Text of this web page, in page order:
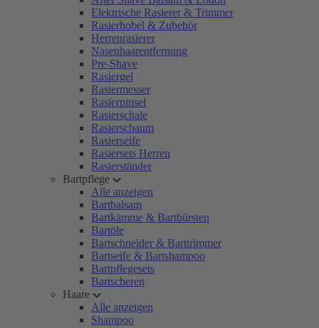
Elektrische Rasierer & Trimmer
Rasierhobel & Zubehör
Herrenrasierer
Nasenhaarentfernung
Pre-Shave
Rasiergel
Rasiermesser
Rasierpinsel
Rasierschale
Rasierschaum
Rasierseife
Rasiersets Herren
Rasierständer
Bartpflege
Alle anzeigen
Bartbalsam
Bartkämme & Bartbürsten
Bartöle
Bartschneider & Barttrimmer
Bartseife & Bartshampoo
Bartpflegesets
Bartscheren
Haare
Alle anzeigen
Shampoo